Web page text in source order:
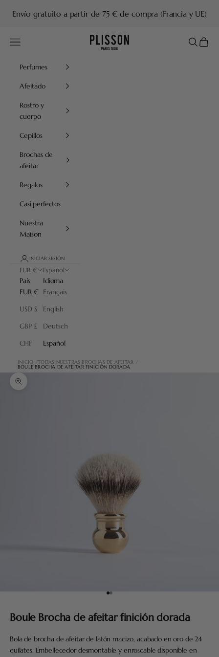
Envío gratuito a partir de 75 € de compra (Francia y UE)
Plisson 1808
Menú Buscar
Cesta
Perfumes
Afeitado
Rostro y
cuerpo
Cepillos
Brochas de
afeitar
Regalos
Casi perfectos
Nuestra
Maison
INICIAR SESIÓN
EUR €
País
EUR €
USD $
GBP £
CHF
Español
Idioma
Français
English
Deutsch
Español
INICIO TODAS NUESTRAS BROCHAS DE AFEITAR
BOULE BROCHA DE AFEITAR FINICIÓN DORADA
Zoom
Ir al artículo 1
Ir al artículo 2
Boule Brocha de afeitar finición dorada
Bola de brocha de afeitar de latón macizo, acabado en oro de 24
quilates. Embellecedor desmontable y enroscable disponible en